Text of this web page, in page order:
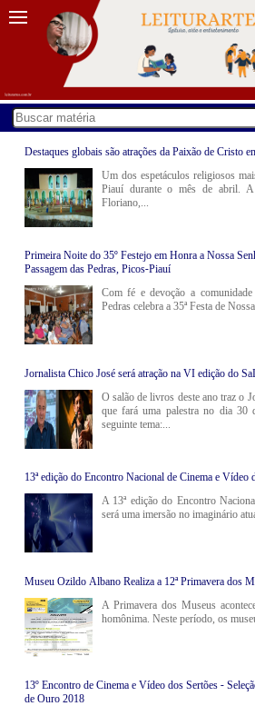
Destaques globais são atrações da Paixão de Cristo
Um dos espetáculos religiosos
Piauí durante o mês de abril.
Floriano,...
Primeira Noite do 35º Festejo em Honra a Nossa
Passagem das Pedras, Picos-Piauí
Com fé e devoção a
Pedras celebra a 35ª Festa de
Jornalista Chico José será atração na VI edição do
O salão de livros deste ano traz o
que fará uma palestra no dia 30
seguinte tema:...
13ª edição do Encontro Nacional de Cinema e Vídeo
A 13ª edição do Encontro
será uma imersão no imaginário
Museu Ozildo Albano Realiza a 12ª Primavera dos
A Primavera dos Museus
homônima. Neste período, os
13º Encontro de Cinema e Vídeo dos Sertões -
de Ouro 2018